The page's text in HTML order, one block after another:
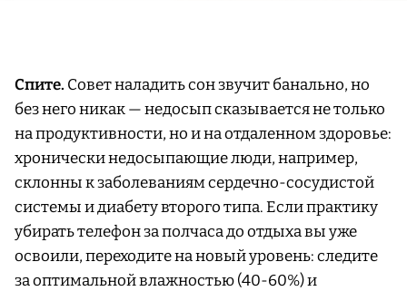
Спите. Совет наладить сон звучит банально, но
без него никак — недосып сказывается не только
на продуктивности, но и на отдаленном здоровье:
хронически недосыпающие люди, например,
склонны к заболеваниям сердечно-сосудистой
системы и диабету второго типа. Если практику
убирать телефон за полчаса до отдыха вы уже
освоили, переходите на новый уровень: следите
за оптимальной влажностью (40-60%) и